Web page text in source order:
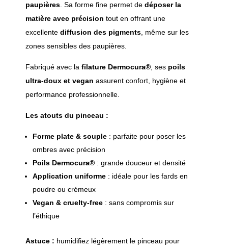
paupières. Sa forme fine permet de déposer la
matière avec précision tout en offrant une
excellente diffusion des pigments, même sur les
zones sensibles des paupières.
Fabriqué avec la filature Dermocura®, ses poils
ultra-doux et vegan assurent confort, hygiène et
performance professionnelle.
Les atouts du pinceau :
Forme plate & souple: parfaite pour poser les
ombres avec précision
Poils Dermocura®: grande douceur et densité
Application uniforme: idéale pour les fards en
poudre ou crémeux
Vegan & cruelty-free: sans compromis sur
l’éthique
Astuce : humidifiez légèrement le pinceau pour